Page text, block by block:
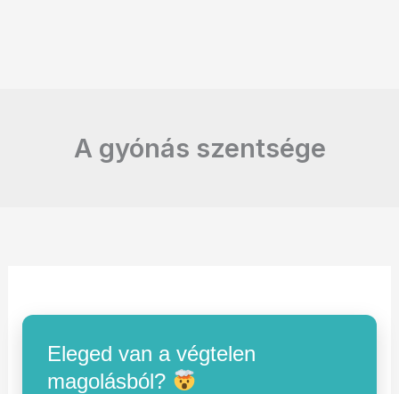
A gyónás szentsége
Eleged van a végtelen
magolásból?